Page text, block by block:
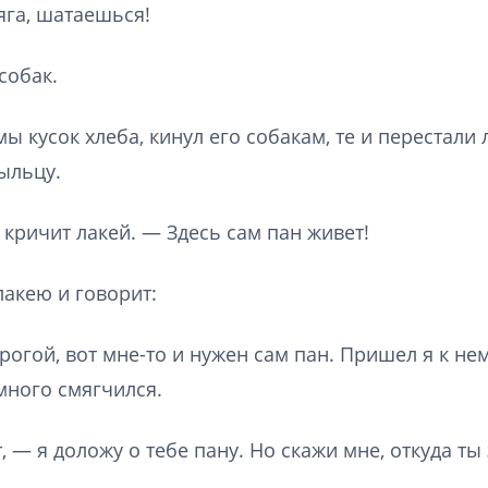
шатаешься!
кусок хлеба, кинул его собакам, те и перестали
лакей. — Здесь сам пан живет!
и говорит:
вот мне-то и нужен сам пан. Пришел я к
смягчился.
я доложу о тебе пану. Но скажи мне, откуда ты